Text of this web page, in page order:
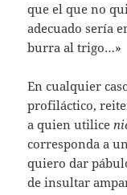
que el que no
adecuado sería
burra al trigo…»
En cualquier
profiláctico,
a quien utilice
corresponda a
quiero dar
de insultar